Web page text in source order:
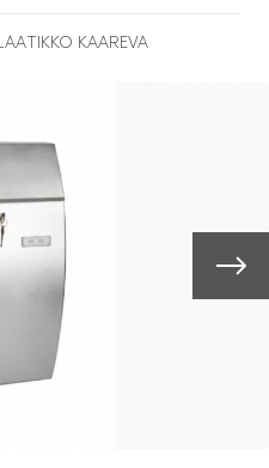
KAAREVA